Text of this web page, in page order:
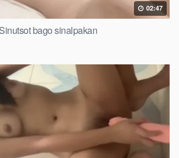
02:47
Sinutsot bago sinalpakan